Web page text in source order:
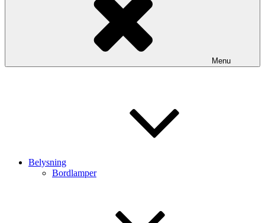
Menu
Belysning
Bordlamper